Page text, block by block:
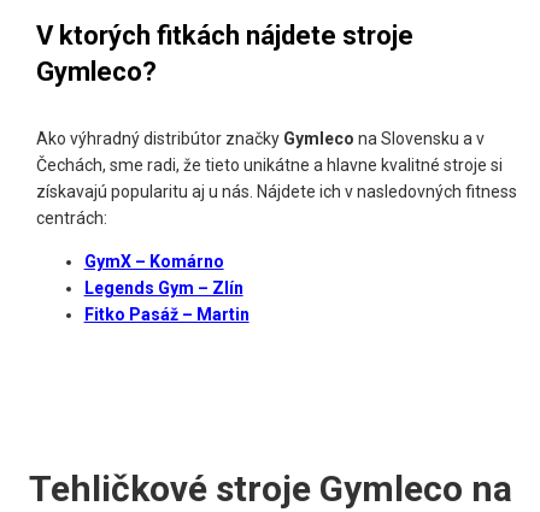
V ktorých fitkách nájdete stroje
Gymleco?
Ako výhradný distribútor značky Gymleco na Slovensku a v
Čechách, sme radi, že tieto unikátne a hlavne kvalitné stroje si
získavajú popularitu aj u nás. Nájdete ich v nasledovných fitness
centrách:
GymX – Komárno
Legends Gym – Zlín
Fitko Pasáž – Martin
Tehličkové stroje Gymleco na